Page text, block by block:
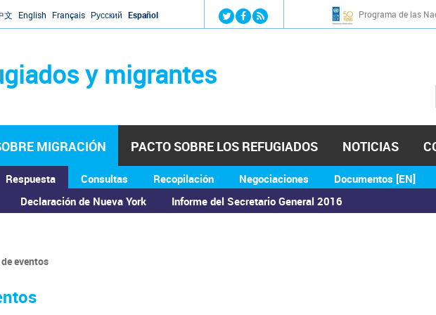
Jump to navigation
文 English Français Русский Español Programa de las
y migrantes
MIGRACIÓN
Respuesta
Declaración de Nueva York Informe del Secretario General 2016
Consultas Recopilación Negociaciones Documentos [EN]
PACTO SOBRE LOS REFUGIADOS NOTICIAS
eventos